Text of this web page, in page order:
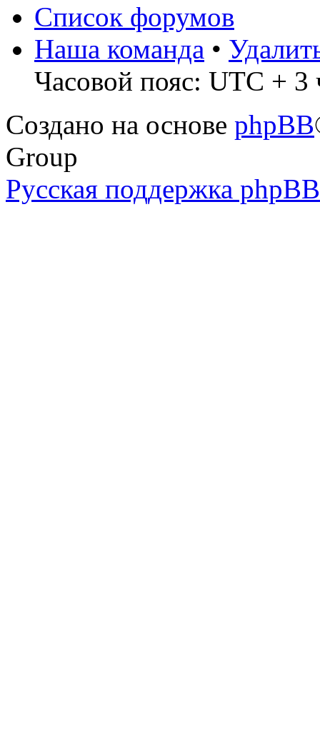
Список форумов
Наша команда •
Часовой пояс: UTC + 3
Создано на основе phpBB
Group
Русская поддержка phpBB